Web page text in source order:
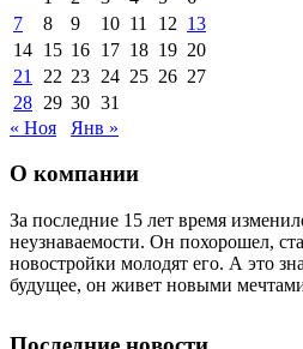
7
8 9 10 11 12 13
14 15 16 17 18 19 20
21
22 23 24 25 26 27
28 29 30 31
« Ноя
Янв »
О компании
За последние 15 лет время
неузнаваемости. Он похорошел,
новостройки молодят его. А это
будущее, он живет новыми